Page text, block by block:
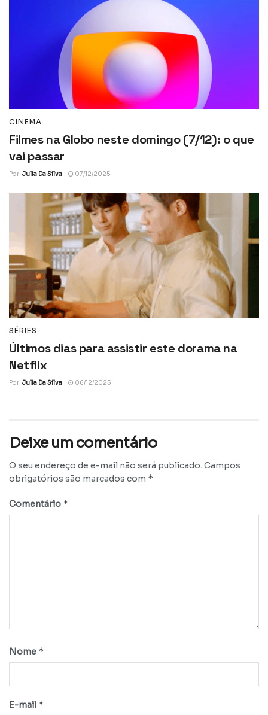
CINEMA
Filmes na Globo neste domingo (7/12): o que
vai passar
Por Julia Da Silva 07/12/2025
SÉRIES
Últimos dias para assistir este dorama na
Netflix
Por Julia Da Silva 06/12/2025
Deixe um comentário
O seu endereço de e-mail não será publicado. Campos
obrigatórios são marcados com *
Comentário *
Nome *
E-mail *